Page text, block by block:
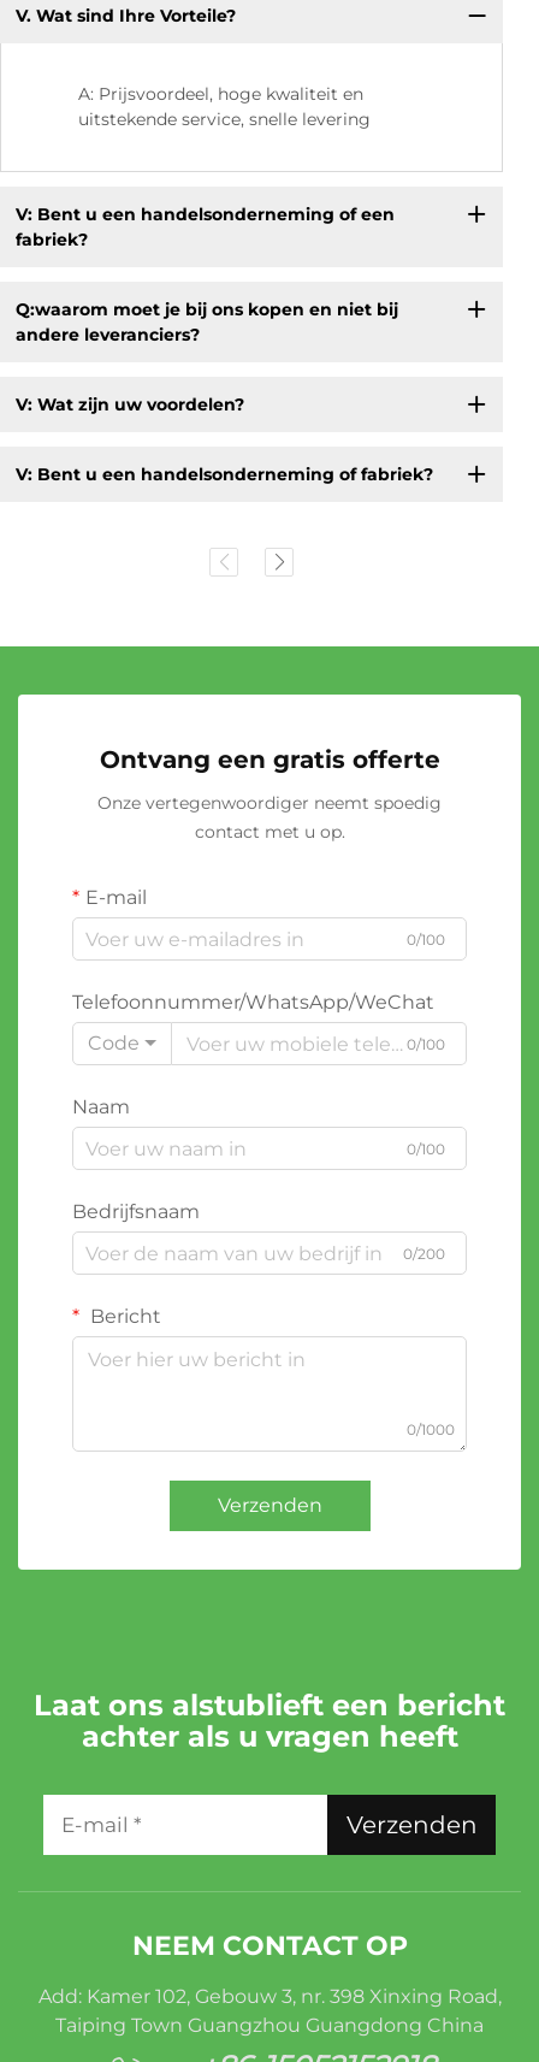
V. Wat sind Ihre Vorteile?
A: Prijsvoordeel, hoge kwaliteit en
uitstekende service, snelle levering
V: Bent u een handelsonderneming of een
fabriek?
Q:waarom moet je bij ons kopen en niet bij
andere leveranciers?
V: Wat zijn uw voordelen?
V: Bent u een handelsonderneming of fabriek?
Ontvang een gratis offerte
Onze vertegenwoordiger neemt spoedig
contact met u op.
E-mail
0/100
Telefoonnummer/WhatsApp/WeChat
Code
0/100
Naam
0/100
Bedrijfsnaam
0/200
Bericht
0/1000
Verzenden
Laat ons alstublieft een bericht
achter als u vragen heeft
Verzenden
NEEM CONTACT OP
Add: Kamer 102, Gebouw 3, nr. 398 Xinxing Road,
Taiping Town Guangzhou Guangdong China